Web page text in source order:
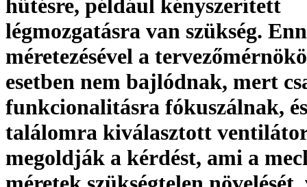
hűtésre, például kényszerített
légmozgatásra van szükség.
méretezésével a
esetben nem bajlódnak, mert
funkcionalitásra fókuszálnak,
találomra kiválasztott
megoldják a kérdést, ami a